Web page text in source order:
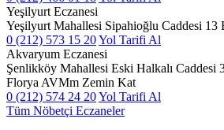
Yeşilyurt Eczanesi
Yeşilyurt Mahallesi Sipahioğlu Caddesi 13
0 (212) 573 15 20Yol Tarifi Al
Akvaryum Eczanesi
Şenlikköy Mahallesi Eski Halkalı Caddesi
Florya AVMm Zemin Kat
0 (212) 574 24 20Yol Tarifi Al
Tüm Nöbetçi Eczaneler